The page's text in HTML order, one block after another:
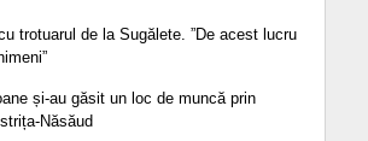
trotuarul de la Sugălete. ”De acest lucru
și-au găsit un loc de muncă prin
Năsăud